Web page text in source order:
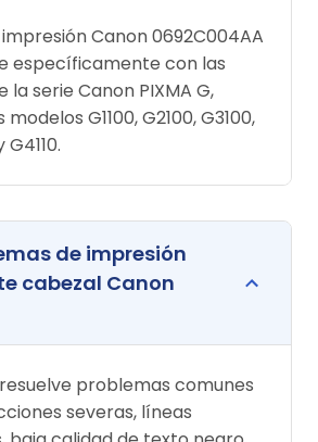
Canon 0692C004AA
específicamente con las
la serie Canon PIXMA G,
G1100, G2100, G3100,
G4110.
de impresión
cabezal Canon
problemas comunes
severas, líneas